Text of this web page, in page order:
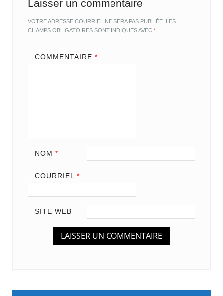
Laisser un commentaire
VOTRE ADRESSE COURRIEL NE SERA PAS PUBLIÉE. LES
CHAMPS OBLIGATOIRES SONT INDIQUÉS AVEC*
COMMENTAIRE *
NOM *
COURRIEL *
SITE WEB